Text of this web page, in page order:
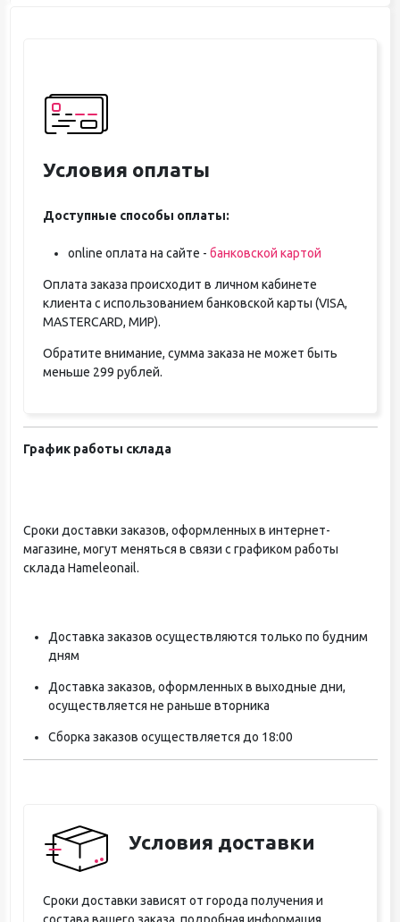
Условия оплаты
Доступные способы оплаты:
online оплата на сайте - банковской картой
Оплата заказа происходит в личном кабинете
клиента с использованием банковской карты (VISA,
MASTERCARD, МИР).
Обратите внимание, сумма заказа не может быть
меньше 299 рублей.
График работы склада
Сроки доставки заказов, оформленных в интернет-
магазине, могут меняться в связи с графиком работы
склада Hameleonail.
Доставка заказов осуществляются только по будним
дням
Доставка заказов, оформленных в выходные дни,
осуществляется не раньше вторника
Сборка заказов осуществляется до 18:00
Условия доставки
Сроки доставки зависят от города получения и
состава вашего заказа, подробная информация